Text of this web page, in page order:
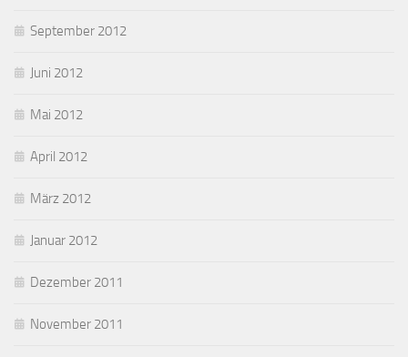
September 2012
Juni 2012
Mai 2012
April 2012
März 2012
Januar 2012
Dezember 2011
November 2011